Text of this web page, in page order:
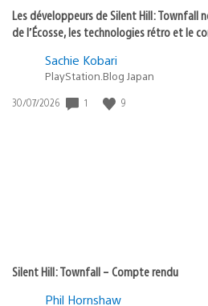
Les développeurs de Silent Hill: Townfall
de l’Écosse, les technologies rétro et le
Sachie Kobari
PlayStation.Blog Japan
Date
30/07/2026 1 9
Silent Hill: Townfall – Compte rendu
Phil Hornshaw